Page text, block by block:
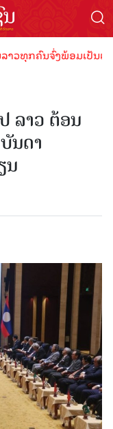
ທຸກຄົນຈົ່ງພ້ອມເປັນເຈົ້
ລາວ ຕ້ອນ
ນດາ
ນ